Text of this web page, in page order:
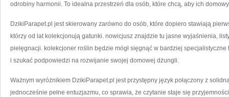
odrobiny harmonii. To idealna przestrzeń dla osób, które chcą, aby ich
DzikiParapet.pl jest skierowany zarówno do osób, które dopiero stawiają
którzy od lat kolekcjonują gatunki. nowicjusz znajdzie tu jasne wyjaśnienia,
pielęgnacji. kolekcjoner roślin będzie mógł sięgnąć w bardziej
i szukać podpowiedzi na rozwijanie swojej domowej dżungli.
Ważnym wyróżnikiem DzikiParapet.pl jest przystępny język połączony z
jednocześnie pełne entuzjazmu, co sprawia, że czytanie staje się